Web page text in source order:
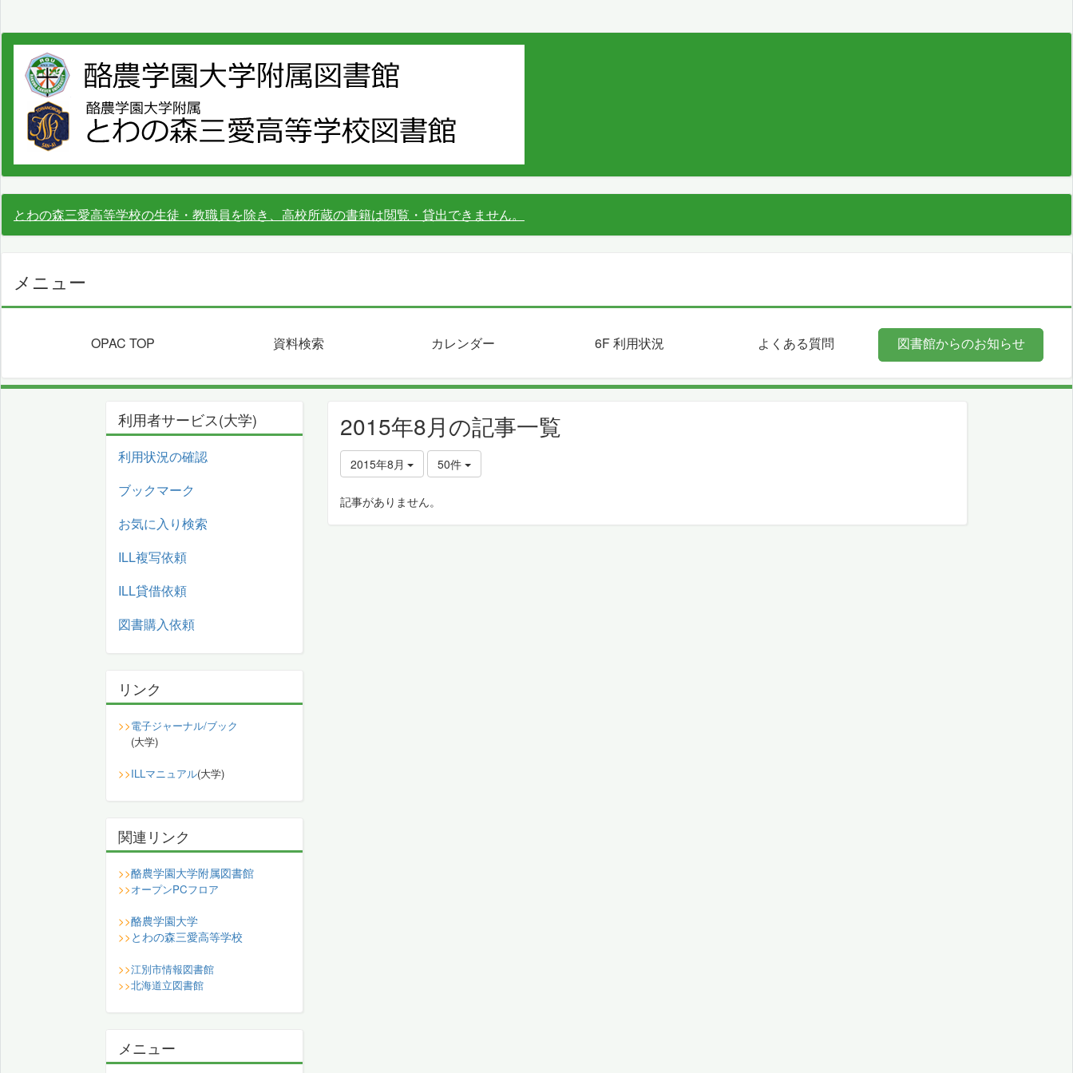
とわの森三愛高等学校の生徒・教職員を除き、高校所蔵の書籍は閲覧・貸出できません。
メニュー
OPAC TOP 資料検索 カレンダー 6F 利用状況 よくある質問 図書館からのお知らせ
2015年8月の記事一覧
2015年8月 50件
記事がありません。
利用者サービス(大学)
利用状況の確認
ブックマーク
お気に入り検索
ILL複写依頼
ILL貸借依頼
図書購入依頼
リンク
>>電子ジャーナル/ブック
(大学)
>>ILLマニュアル(大学)
関連リンク
>>酪農学園大学附属図書館
>>オープンPCフロア
>>酪農学園大学
>> とわの森三愛高等学校
>>江別市情報図書館
>>北海道立図書館
メニュー